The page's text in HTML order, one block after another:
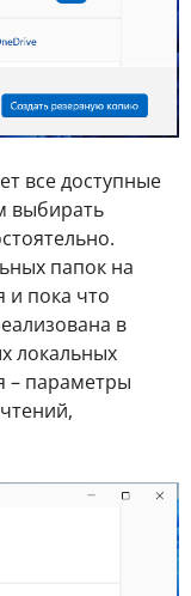
все доступные
выбирать
папок на
и пока что
в
локальных
– параметры